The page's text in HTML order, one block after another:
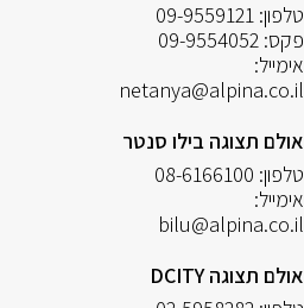
טלפון: 09-9559121
פקס: 09-9554052
אימייל:
netanya@alpina.co.il
אולם תצוגה בילו סנטר
טלפון: 08-6166100
אימייל:
bilu@alpina.co.il
אולם תצוגה DCITY